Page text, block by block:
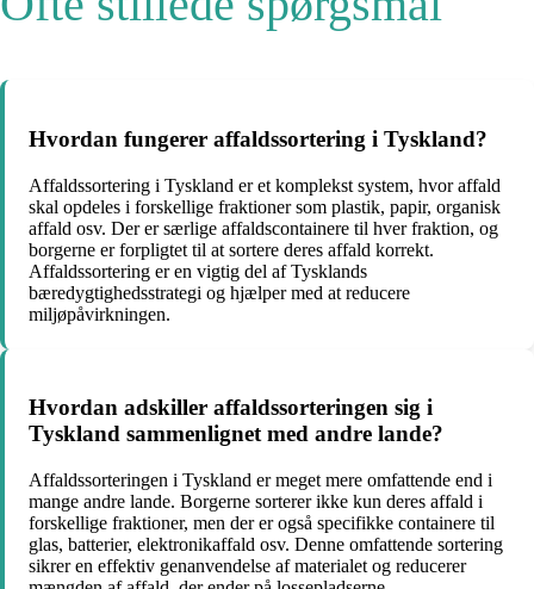
Hvordan fungerer affaldssortering i Tyskland?
Affaldssortering i Tyskland er et komplekst system, hvor affald
skal opdeles i forskellige fraktioner som plastik, papir, organisk
affald osv. Der er særlige affaldscontainere til hver fraktion, og
borgerne er forpligtet til at sortere deres affald korrekt.
Affaldssortering er en vigtig del af Tysklands
bæredygtighedsstrategi og hjælper med at reducere
miljøpåvirkningen.
Hvordan adskiller affaldssorteringen sig i
Tyskland sammenlignet med andre lande?
Affaldssorteringen i Tyskland er meget mere omfattende end i
mange andre lande. Borgerne sorterer ikke kun deres affald i
forskellige fraktioner, men der er også specifikke containere til
glas, batterier, elektronikaffald osv. Denne omfattende sortering
sikrer en effektiv genanvendelse af materialet og reducerer